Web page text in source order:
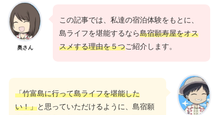
奥さん
この記事では、私達の宿泊体験をもとに、
島ライフを堪能するなら島宿願寿屋をオス
スメする理由を５つご紹介します。
「竹富島に行って島ライフを堪能した
い！」と思っていただけるように、島宿願